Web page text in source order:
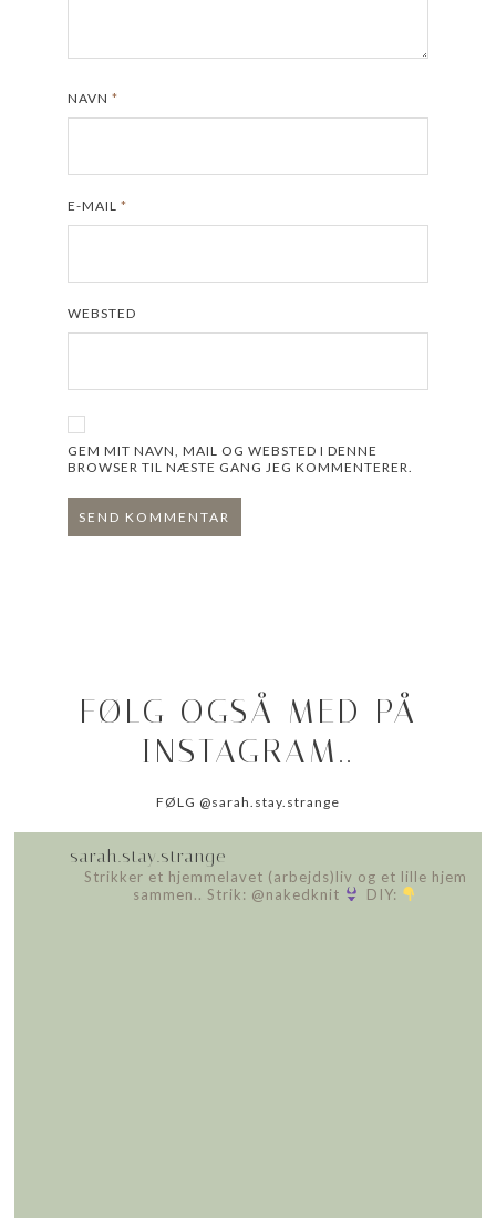
NAVN *
E-MAIL *
WEBSTED
GEM MIT NAVN, MAIL OG WEBSTED I DENNE
BROWSER TIL NÆSTE GANG JEG KOMMENTERER.
FØLG OGSÅ MED PÅ
INSTAGRAM..
FØLG @sarah.stay.strange
sarah.stay.strange
Strikker et hjemmelavet (arbejds)liv og et lille hjem
sammen.. Strik: @nakedknit DIY: